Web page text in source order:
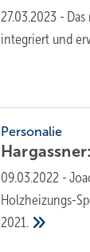
27.03.2023 -
integriert und
Personalie
09.03.2022 -
Holzheizungs-
2021.